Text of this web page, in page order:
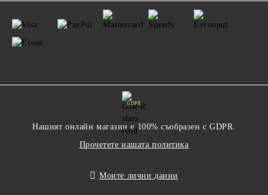
GDPR
Нашият онлайн магазин е 100% съобразен с GDPR.
Прочетете нашата политика
Моите лични данни